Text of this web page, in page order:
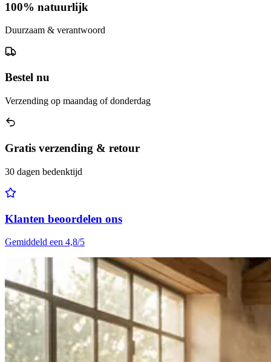
100% natuurlijk
Duurzaam & verantwoord
Bestel nu
Verzending op maandag of donderdag
Gratis verzending & retour
30 dagen bedenktijd
Klanten beoordelen ons
Gemiddeld een 4,8/5